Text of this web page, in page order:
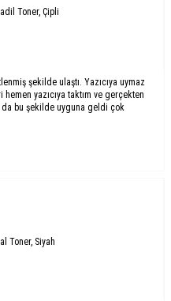
Toner, Çipli
şekilde ulaştı. Yazıcıya uymaz
yazıcıya taktım ve gerçekten
da bu şekilde uyguna geldi çok
Toner, Siyah